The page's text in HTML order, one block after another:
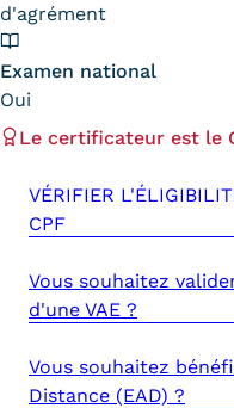
Infos élèves
Infos entreprises
Former
Accueillir
d'agrément
Examen national
Oui
Le certificateur est le
VÉRIFIER
CPF
Vous souhaitez
d'une VAE ?
Vous souhaitez
Distance (EAD) ?